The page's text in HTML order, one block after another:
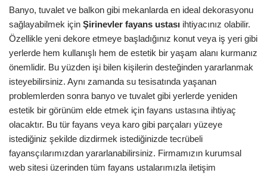
Banyo, tuvalet ve balkon gibi mekanlarda en ideal dekorasyonu
sağlayabilmek için Şirinevler fayans ustası ihtiyacınız olabilir.
Özellikle yeni dekore etmeye başladığınız konut veya iş yeri gibi
yerlerde hem kullanışlı hem de estetik bir yaşam alanı kurmanız
önemlidir. Bu yüzden işi bilen kişilerin desteğinden yararlanmak
isteyebilirsiniz. Aynı zamanda su tesisatında yaşanan
problemlerden sonra banyo ve tuvalet gibi yerlerde yeniden
estetik bir görünüm elde etmek için fayans ustasına ihtiyaç
olacaktır. Bu tür fayans veya karo gibi parçaları yüzeye
istediğiniz şekilde dizdirmek istediğinizde tecrübeli
fayansçılarımızdan yararlanabilirsiniz. Firmamızın kurumsal
web sitesi üzerinden tüm fayans ustalarımızla iletişim